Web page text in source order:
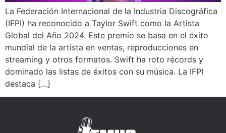
La Federación Internacional de la Industria Discográfica
(IFPI) ha reconocido a Taylor Swift como la Artista
Global del Año 2024. Este premio se basa en el éxito
mundial de la artista en ventas, reproducciones en
streaming y otros formatos. Swift ha roto récords y
dominado las listas de éxitos con su música. La IFPI
destaca […]